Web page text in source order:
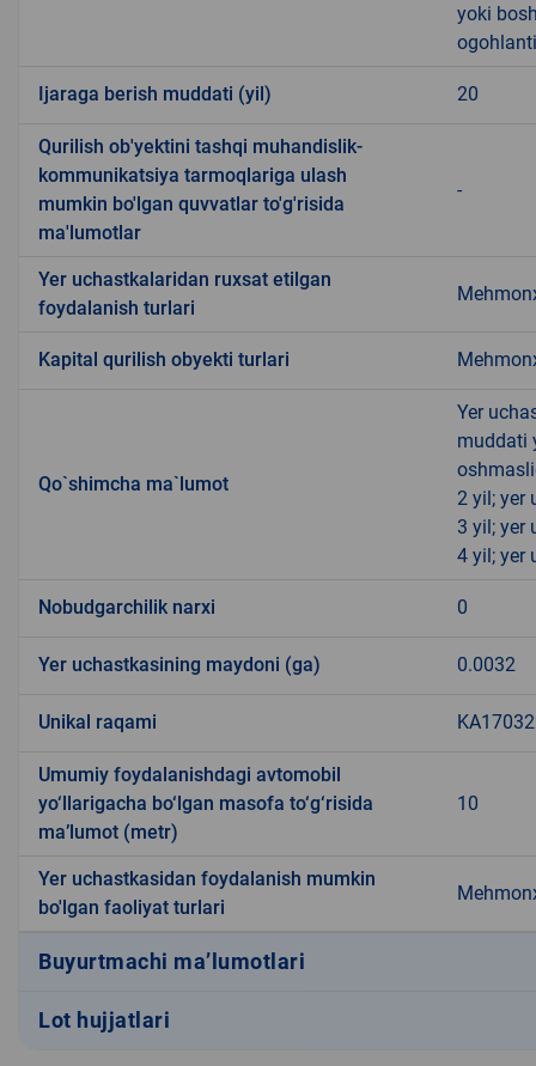
yoki
Ijaraga berish muddati (yil) 20
Qurilish ob'yektini tashqi muhandislik-
kommunikatsiya tarmoqlariga ulash
mumkin bo'lgan quvvatlar to'g'risida
ma'lumotlar
-
Yer uchastkalaridan ruxsat etilgan
foydalanish turlari
Kapital qurilish obyekti turlari
Qo`shimcha ma`lumot
Yer
muddati
2 yil; yer
3 yil; yer
4 yil; yer
Nobudgarchilik narxi 0
Yer uchastkasining maydoni (ga) 0.0032
Unikal raqami
Umumiy foydalanishdagi avtomobil
yo‘llarigacha bo‘lgan masofa to‘g‘risida
ma’lumot (metr)
10
Yer uchastkasidan foydalanish mumkin
bo'lgan faoliyat turlari
Buyurtmachi ma’lumotlari
Lot hujjatlari